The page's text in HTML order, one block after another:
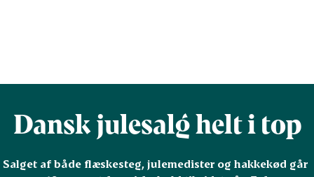
Dansk julesalg helt i top
Salget af både flæskesteg, julemedister og hakkekød går